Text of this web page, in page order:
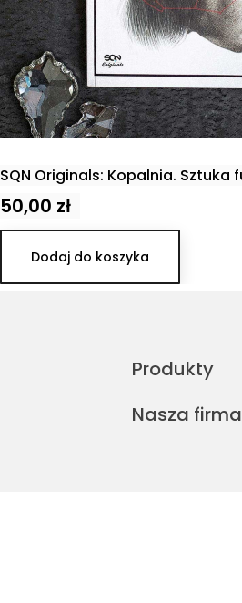
SQN Originals: Kopalnia. Sztuka
Cena
50,00 zł
Dodaj do koszyka
Produkty
Nasza firma